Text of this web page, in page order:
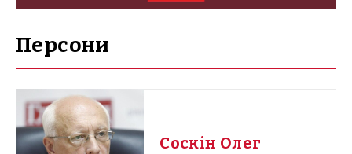
Персони
Соскін Олег